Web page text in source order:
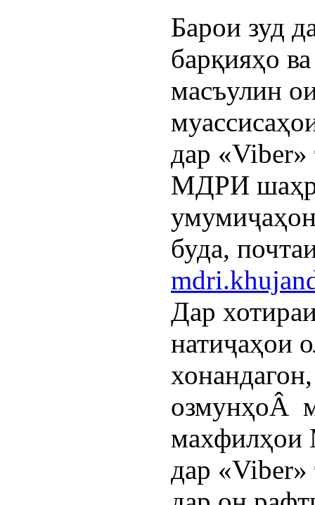
Барои зуд
барқияҳо
масъулин
дар «Viber»
МДРИ шаҳр
буда,
Дар
натиҷаҳои
озмунҳоÂ
махфилҳои
дар «Viber»